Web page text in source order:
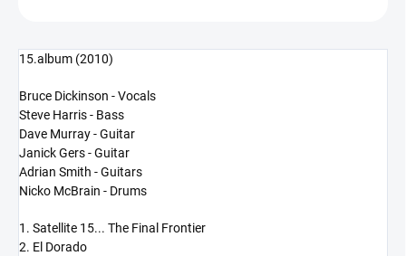
15.album (2010)
Bruce Dickinson - Vocals
Steve Harris - Bass
Dave Murray - Guitar
Janick Gers - Guitar
Adrian Smith - Guitars
Nicko McBrain - Drums
1. Satellite 15... The Final Frontier
2. El Dorado